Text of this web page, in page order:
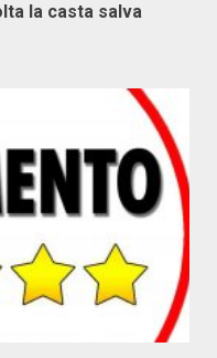
la casta salva